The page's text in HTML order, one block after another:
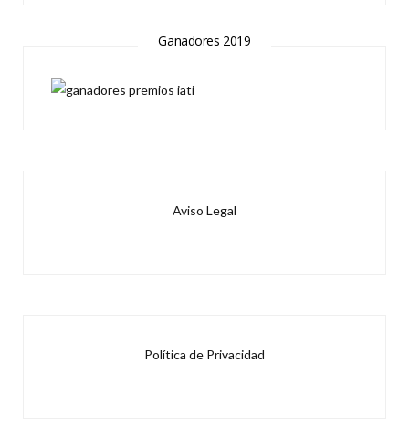
Ganadores 2019
Aviso Legal
Política de Privacidad